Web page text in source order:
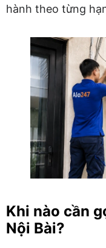
hành theo từng
Khi nào cần
Nội Bài?